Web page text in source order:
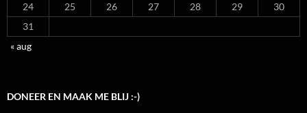
24
25 26 27 28 29
30
31
« aug
DONEER EN MAAK ME BLIJ :-)